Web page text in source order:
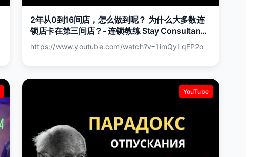
2年从0到16间店，怎么做到呢？ 为什么大多数连
锁店卡在第三间店？- 连锁教练 Stay Consultancy
创办人 Jay Wong
https://www.youtube.com/watch?v=1imQyLqFP2o
YouTube